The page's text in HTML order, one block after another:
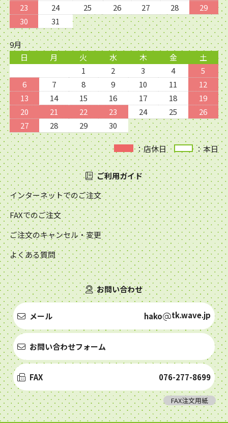
23
24 25 26 27 28
29
30
31
9月
日
月 火 水 木 金
土
1
2 3 4
5
6
7 8 9 10 11
12
13
14 15 16 17 18
19
20
21 22 23 24 25
26
27
28 29 30
：店休日 ：本日
ご利用ガイド
インターネットでのご注文
FAXでのご注文
ご注文のキャンセル・変更
よくある質問
お問い合わせ
メール hako tk.wave.jp
お問い合わせフォーム
FAX 076-277-8699
FAX注文用紙